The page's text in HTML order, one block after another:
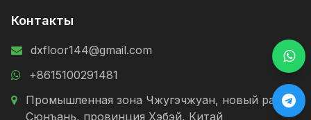
Контакты
dxfloor144@gmail.com
+8615100291481
Промышленная зона Чжугэчжуан, новый район
Сюнъань, провинция Хэбэй, Китай